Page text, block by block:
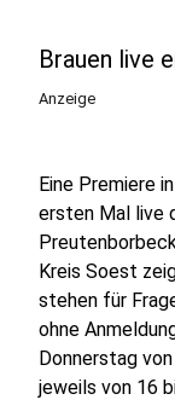
Brauen live
Anzeige
Eine Premiere
ersten Mal live
Kreis Soest
stehen für
ohne
Donnerstag
jeweils von 16